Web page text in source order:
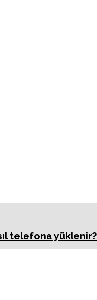
telefona yüklenir?